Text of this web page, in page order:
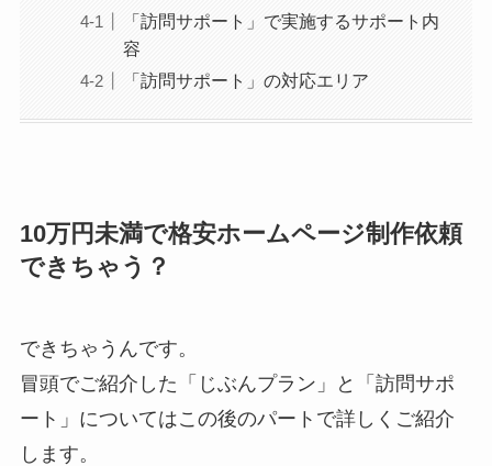
「訪問サポート」で実施するサポート内
容
「訪問サポート」の対応エリア
10万円未満で格安ホームページ制作依頼
できちゃう？
できちゃうんです。
冒頭でご紹介した「じぶんプラン」と「訪問サポ
ート」についてはこの後のパートで詳しくご紹介
します。